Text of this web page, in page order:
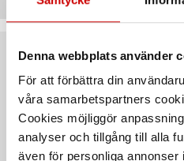
Denna webbplats använder
För att förbättra din
våra samarbetspartners
Cookies möjliggör
analyser och tillgång till alla
även för personliga
Rekommenderat